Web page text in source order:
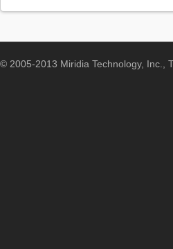
© 2005-2013 Miridia Technology, Inc.,